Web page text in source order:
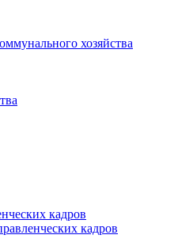
хозяйства
кадров
кадров